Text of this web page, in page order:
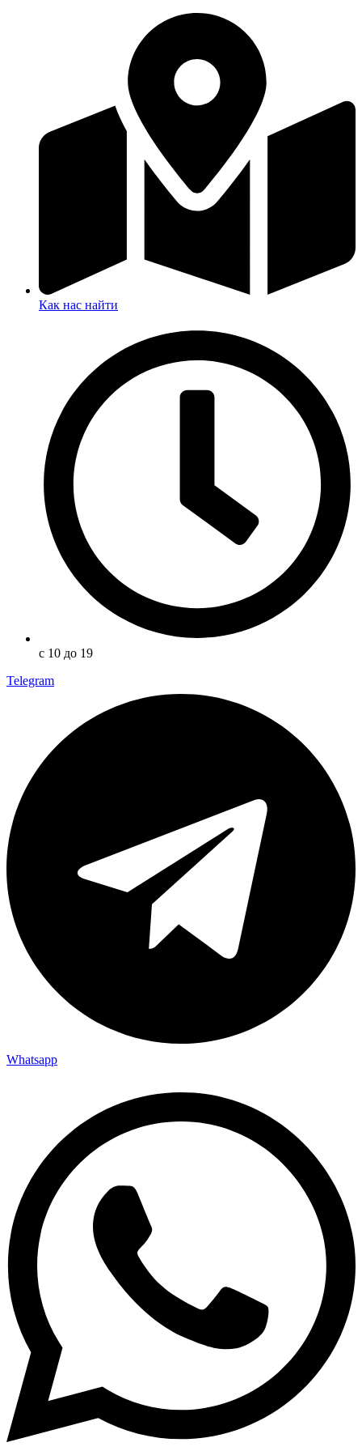
Как нас найти
с 10 до 19
Telegram
Whatsapp